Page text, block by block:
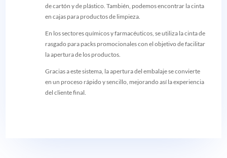
de cartón y de plástico. También, podemos encontrar la cinta
en cajas para productos de limpieza.
En los sectores químicos y farmacéuticos, se utiliza la cinta de
rasgado para packs promocionales con el objetivo de facilitar
la apertura de los productos.
Gracias a este sistema, la apertura del embalaje se convierte
en un proceso rápido y sencillo, mejorando así la experiencia
del cliente final.